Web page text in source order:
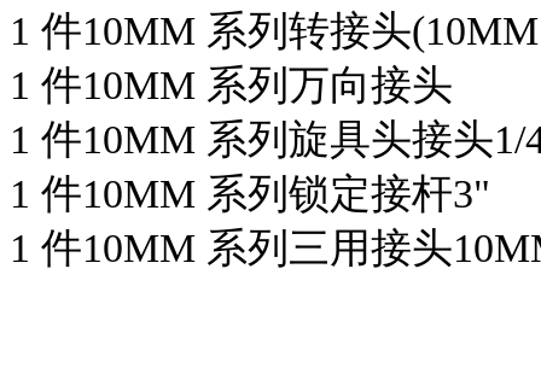
1 件10MM 系列转接头
1 件10MM 系列万向接头
1 件10MM 系列旋具头接头1/
1 件10MM 系列锁定接杆3"
1 件10MM 系列三用接头